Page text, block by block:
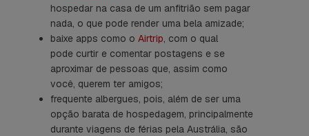
hospedar na casa de um anfitrião sem pagar
nada, o que pode render uma bela amizade;
baixe apps como o Airtrip, com o qual
pode curtir e comentar postagens e se
aproximar de pessoas que, assim como
você, querem ter amigos;
frequente albergues, pois, além de ser uma
opção barata de hospedagem, principalmente
durante viagens de férias pela Austrália, são